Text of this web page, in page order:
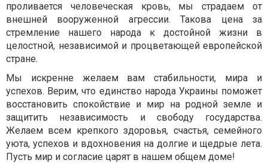
проливается человеческая кровь, мы страдаем от
внешней вооруженной агрессии. Такова цена за
стремление нашего народа к достойной жизни в
целостной, независимой и процветающей европейской
стране.
Мы искренне желаем вам стабильности, мира и
успехов. Верим, что единство народа Украины поможет
восстановить спокойствие и мир на родной земле и
защитить независимость и свободу государства.
Желаем всем крепкого здоровья, счастья, семейного
уюта, успехов и вдохновения на долгие и щедрые лета.
Пусть мир и согласие царят в нашем общем доме!